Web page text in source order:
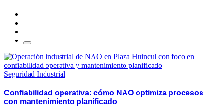
Seguridad Industrial
Confiabilidad operativa: cómo NAO optimiza procesos
con mantenimiento planificado